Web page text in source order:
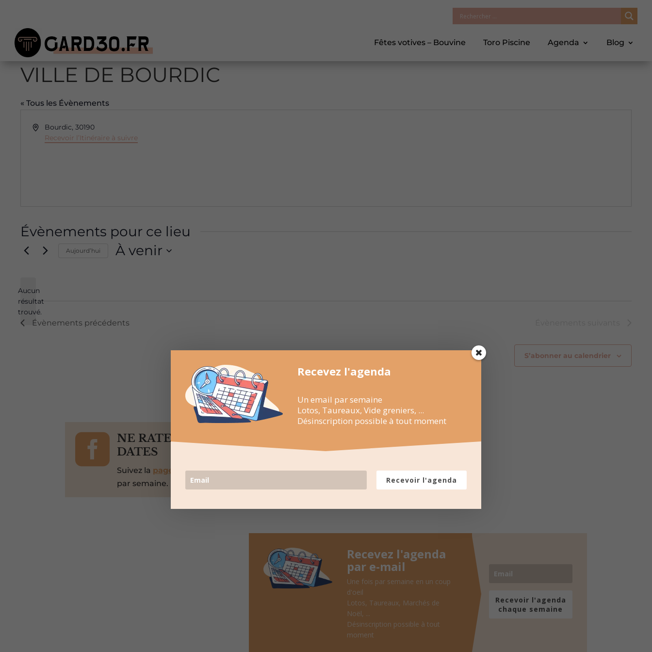
Fêtes votives – Bouvine Toro Piscine Agenda Blog
VILLE DE BOURDIC
« Tous les Évènements
AdresseBourdic, 30190
Recevoir l’Itinéraire à suivre
Évènements pour ce lieu
Notice
Aucun
résultat
trouvé.
Aujourd’hui À venir
Évènements précédents
S’abonner au calendrier

NE RATEZ PAS LES PROCHAINES
DATES
Suivez la page Facebookpour recevoir un résumé une fois
par semaine.
Recevez l'agenda
par e-mail
Une fois par semaine en un coup
d'oeil
Lotos, Taureaux, Marchés de
Noël, ...
Désinscription possible à tout
moment
Recevoir l'agenda
chaque semaine
Recevez l'agenda
Un email par semaine
Lotos, Taureaux, Vide greniers, ...
Désinscription possible à tout moment
Recevoir l'agenda